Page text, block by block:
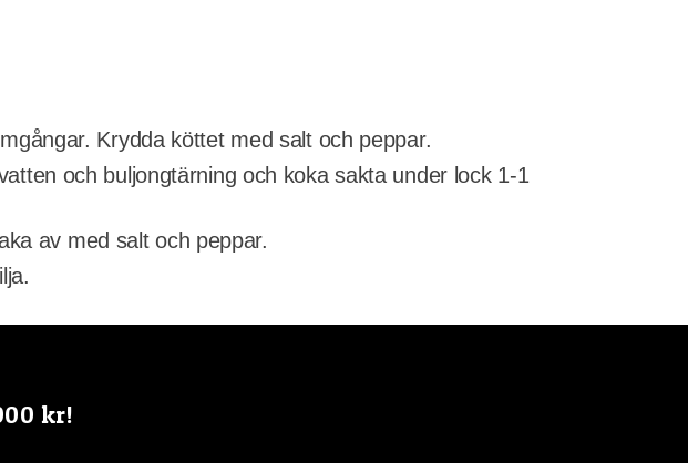
Krydda köttet med salt och peppar.
och buljongtärning och koka sakta under lock 1-1
av med salt och peppar.
kr!